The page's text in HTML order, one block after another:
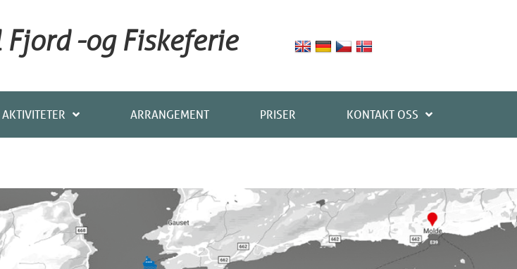
-og Fiskeferie
AKTIVITETER ARRANGEMENT PRISER KONTAKT OSS